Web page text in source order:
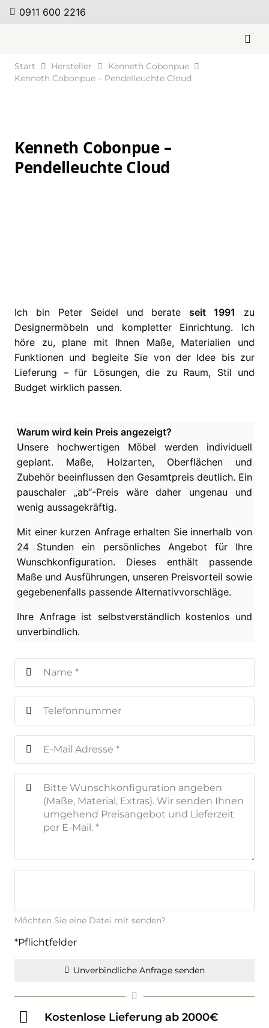
0911 600 2216
Start Hersteller
Kenneth Cobonpue
Kenneth Cobonpue – Pendelleuchte Cloud
Kenneth Cobonpue –
Pendelleuchte Cloud
Ich bin Peter Seidel und berateseit 1991
zu
Designermöbeln und kompletter Einrichtung. Ich
höre zu, plane mit Ihnen Maße, Materialien und
Funktionen und begleite Sie von der Idee bis zur
Lieferung – für Lösungen, die zu Raum, Stil und
Budget wirklich passen.
Warum wird kein Preis angezeigt?
Unsere hochwertigen Möbel werden individuell
geplant. Maße, Holzarten, Oberflächen und
Zubehör beeinflussen den Gesamtpreis deutlich. Ein
pauschaler „ab“-Preis wäre daher ungenau und
wenig aussagekräftig.
Mit einer kurzen Anfrage erhalten Sie innerhalb von
24 Stunden ein persönliches Angebot für Ihre
Wunschkonfiguration. Dieses enthält passende
Maße und Ausführungen, unseren Preisvorteil sowie
gegebenenfalls passende Alternativvorschläge.
Ihre Anfrage ist selbstverständlich kostenlos und
unverbindlich.
Möchten Sie eine Datei mit senden?
*Pflichtfelder
Unverbindliche Anfrage senden
Kostenlose Lieferung ab 2000€